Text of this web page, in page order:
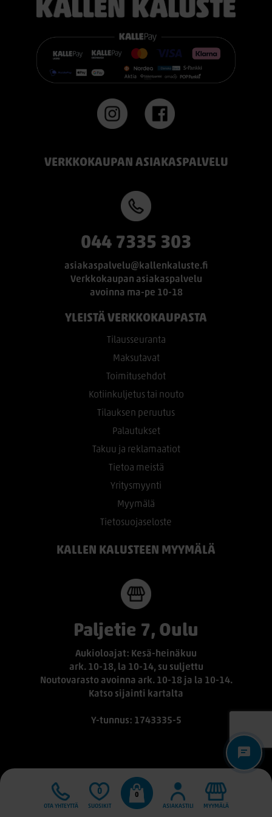
VERKKOKAUPAN ASIAKASPALVELU
044 7335 303
asiakaspalvelu@kallenkaluste.fi
Verkkokaupan asiakaspalvelu
avoinna ma-pe 10-18
YLEISTÄ VERKKOKAUPASTA
Tilausseuranta
Maksutavat
Toimitusehdot
Kotiinkuljetus tai nouto
Tilauksen peruutus
Palautukset
Takuu ja reklamaatiot
Tietoa meistä
Yritysmyynti
Myymälä
Tietosuojaseloste
KALLEN KALUSTEEN MYYMÄLÄ
Paljetie 7, Oulu
Aukioloajat: Kesä-heinäkuu
ark. 10-18, la 10-14, su suljettu
Noutovarasto avoinna ark. 10-18 ja la 10-14.
Katso sijainti kartalta
Y-tunnus: 1743335-5
OTA YHTEYTTÄ
0
SUOSIKIT
0
ASIAKASTILI
MYYMÄLÄ